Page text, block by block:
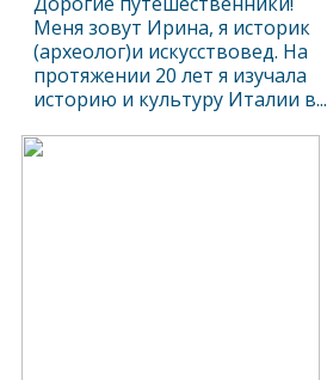
Меня зовут Ирина, я историк
(археолог)и искусствовед. На
протяжении 20 лет я изучала
историю и культуру Италии в...